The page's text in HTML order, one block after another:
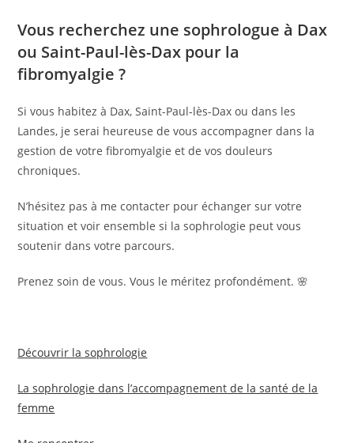
Vous recherchez une sophrologue à Dax
ou Saint-Paul-lès-Dax pour la
fibromyalgie ?
Si vous habitez à Dax, Saint-Paul-lès-Dax ou dans les
Landes, je serai heureuse de vous accompagner dans la
gestion de votre fibromyalgie et de vos douleurs
chroniques.
N’hésitez pas à me contacter pour échanger sur votre
situation et voir ensemble si la sophrologie peut vous
soutenir dans votre parcours.
Prenez soin de vous. Vous le méritez profondément. 🌸
Découvrir la sophrologie
La sophrologie dans l’accompagnement de la santé de la
femme